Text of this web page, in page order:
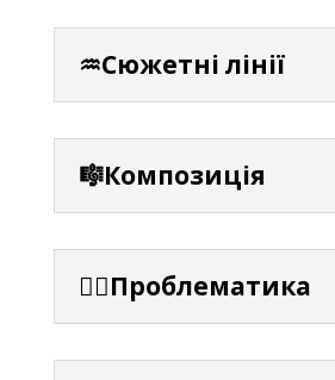
♒Сюжетні лінії
🎼Композиція
⛓️‍💥Проблематика